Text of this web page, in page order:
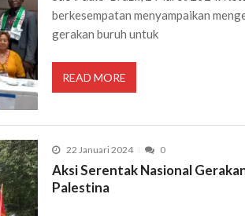
berkesempatan menyampaikan
gerakan buruh untuk
READ MORE
22 Januari 2024 0
Aksi Serentak Nasional
Palestina